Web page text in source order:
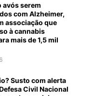
avós serem
com Alzheimer,
associação que
à cannabis
mais de 1,5 mil
Susto com alerta
Civil Nacional